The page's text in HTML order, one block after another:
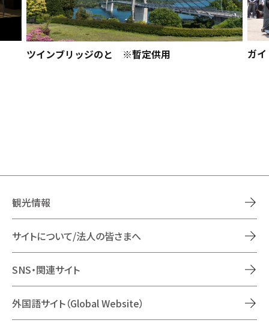
ツインブリッジのと ※暫定供用 ガ
観光情報
サイトについて/法人の皆さまへ
SNS・関連サイト
外国語サイト（Global Website）